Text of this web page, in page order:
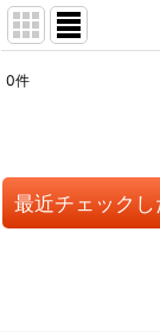
並び順:
0件
最近チェック